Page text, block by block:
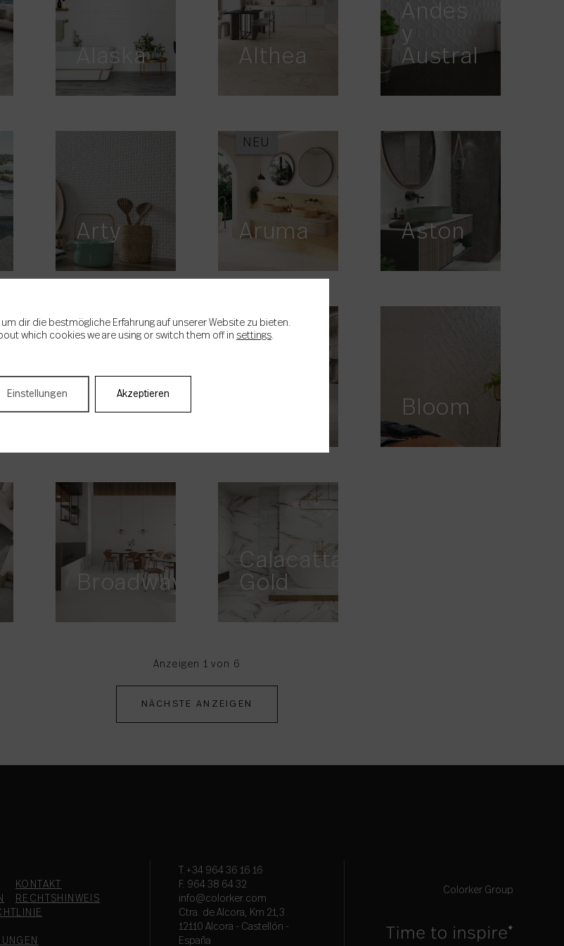
Alaska Althea
Andes
y
Austral
Arty Aruma
NEU
Aston
Atlas Bloom
Broadway
Calacatta
Gold
Anzeigen 1 von 6
NÄCHSTE ANZEIGEN
KONTAKT
RECHTSHINWEIS
T.+34 964 36 16 16
F. 964 38 64 32
info@colorker.com
Ctra. de Alcora, Km 21,3
12110 Alcora - Castellón -
España
Colorker Group
dir die bestmögliche Erfahrung auf unserer Website zu bieten.
which cookies we are using or switch them off in settings.
Akzeptieren
Einstellungen